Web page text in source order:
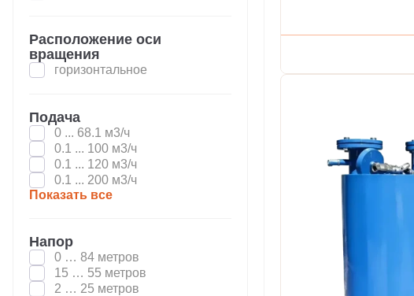
Расположение оси
вращения
горизонтальное
Подача
0 ... 68.1 м3/ч
0.1 ... 100 м3/ч
0.1 ... 120 м3/ч
0.1 ... 200 м3/ч
Показать все
Напор
0 … 84 метров
15 … 55 метров
2 … 25 метров